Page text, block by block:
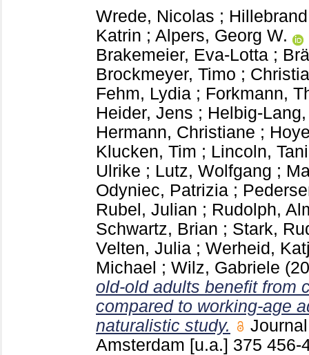
Wrede, Nicolas ;
Katrin ; Alpers, Georg W.
Brakemeier, Eva-Lotta ;
Brockmeyer, Timo ;
Fehm, Lydia ; Forkmann,
Heider, Jens ; Helbig-
Hermann, Christiane ;
Klucken, Tim ; Lincoln,
Ulrike ; Lutz, Wolfgang ;
Odyniec, Patrizia ;
Rubel, Julian ; Rudolph,
Schwartz, Brian ; Stark,
Velten, Julia ; Werheid,
Michael ; Wilz, Gabriele
old-old adults benefit from
compared to working-age
naturalistic study.
Amsterdam [u.a.] 375 456-